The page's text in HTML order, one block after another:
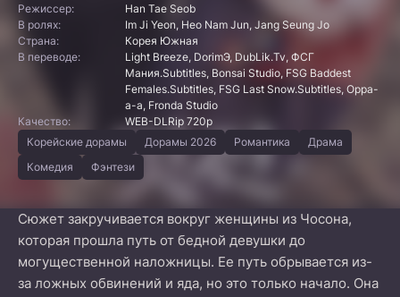
Режиссер:
Han Tae Seob
В ролях:
Im Ji Yeon, Heo Nam Jun, Jang Seung Jo
Страна:
Корея Южная
В переводе:
Light Breeze, DorimЭ, DubLik.Tv, ФСГ
Мания.Subtitles, Bonsai Studio, FSG Baddest
Females.Subtitles, FSG Last Snow.Subtitles, Oppa-
a-a, Fronda Studio
Качество:
WEB-DLRip 720p
Корейские дорамы
Дорамы 2026 Романтика
Драма
Комедия
Фэнтези
Сюжет закручивается вокруг женщины из Чосона,
которая прошла путь от бедной девушки до
могущественной наложницы. Ее путь обрывается из-
за ложных обвинений и яда, но это только начало. Она